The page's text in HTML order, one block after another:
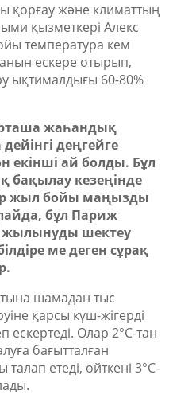
қорғау және климаттың
қызметкері Алекс
температура кем
ескере отырып,
ықтималдығы 60-80%
жаһандық
деңгейге
екінші ай болды. Бұл
бақылау кезеңінде
жыл бойы маңызды
бұл Париж
жылынуды шектеу
ме деген сұрақ
шамадан тыс
қарсы күш-жігерді
Олар 2°C-тан
бағытталған
етеді, өйткені 3°C-